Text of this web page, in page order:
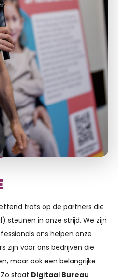
trots op de partners die
steunen in onze strijd. We zijn
ons helpen onze
zijn voor ons bedrijven die
maar ook een belangrijke
staat Digitaal Bureau